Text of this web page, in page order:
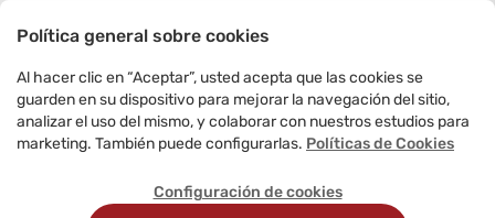
Política general sobre cookies
Al hacer clic en “Aceptar”, usted acepta que las cookies se
guarden en su dispositivo para mejorar la navegación del sitio,
analizar el uso del mismo, y colaborar con nuestros estudios para
marketing. También puede configurarlas. Políticas de Cookies
Configuración de cookies